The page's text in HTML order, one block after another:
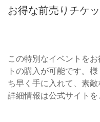
お得な前売りチケッ
この特別なイベントを
トの購入が可能です。
ち早く手に入れて、素敵
詳細情報は公式サイトを